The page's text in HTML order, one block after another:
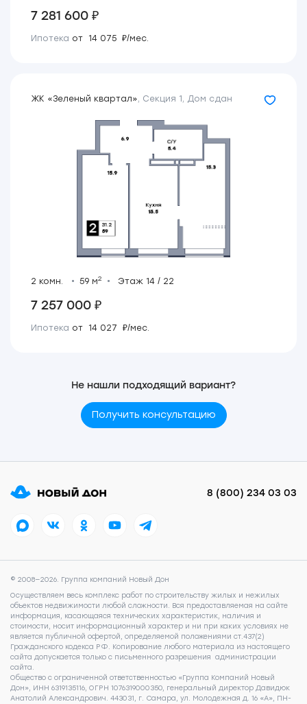
7 281 600 ₽
Ипотека от 14 075 ₽/мес.
ЖК «Зеленый квартал», Секция 1, Дом сдан
2 комн. 59 м2 Этаж 14 / 22
7 257 000 ₽
Ипотека от 14 027 ₽/мес.
Не нашли подходящий вариант?
Получить консультацию
8 (800) 234 03 03
© 2008—2026. Группа компаний Новый Дон
Осуществляем весь комплекс работ по строительству жилых и нежилых
объектов недвижимости любой сложности. Вся предоставляемая на сайте
информация, касающаяся технических характеристик, наличия и
стоимости, носит информационный характер и ни при каких условиях не
является публичной офертой, определяемой положениями ст.437(2)
Гражданского кодекса РФ. Копирование любого материала из настоящего
сайта допускается только с письменного разрешения администрации
сайта.
Общество с ограниченной ответственностью «Группа Компаний Новый
Дон», ИНН 6319135116, ОГРН 1076319000350, генеральный директор Давидюк
Анатолий Александрович. 443031, г. Самара, ул. Молодежная д. 16 «А», ПН-